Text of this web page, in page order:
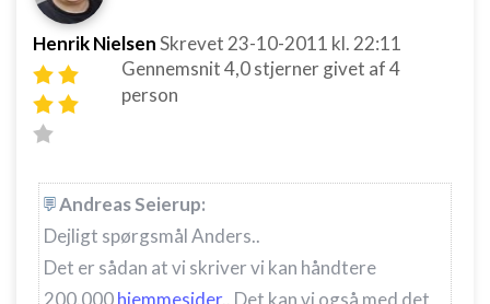
Henrik NielsenSkrevet 23-10-2011 kl. 22:11
Gennemsnit4,0stjerner givet af4
person
Andreas Seierup:
Dejligt spørgsmål Anders..
Det er sådan at vi skriver vi kan håndtere
200.000hjemmesider.. Det kan vi også med det